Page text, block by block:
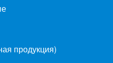
продукция)